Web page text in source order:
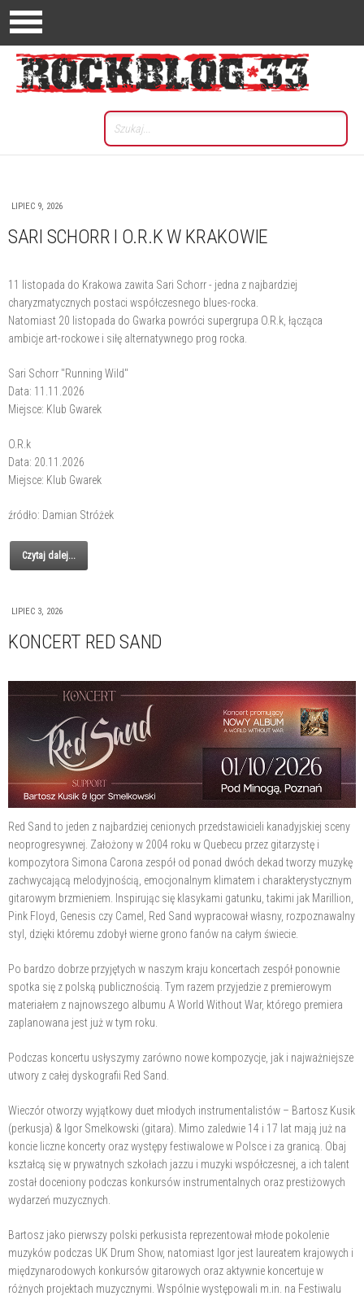
LIPIEC 9, 2026
SARI SCHORR I O.R.K W KRAKOWIE
11 listopada do Krakowa zawita Sari Schorr - jedna z najbardziej
charyzmatycznych postaci współczesnego blues-rocka.
Natomiast 20 listopada do Gwarka powróci supergrupa O.R.k, łącząca
ambicje art-rockowe i siłę alternatywnego prog rocka.
Sari Schorr "Running Wild"
Data: 11.11.2026
Miejsce: Klub Gwarek
O.R.k
Data: 20.11.2026
Miejsce: Klub Gwarek
źródło: Damian Stróżek
Czytaj dalej...
LIPIEC 3, 2026
KONCERT RED SAND
Red Sand to jeden z najbardziej cenionych przedstawicieli kanadyjskiej sceny
neoprogresywnej. Założony w 2004 roku w Quebecu przez gitarzystę i
kompozytora Simona Carona zespół od ponad dwóch dekad tworzy muzykę
zachwycającą melodyjnością, emocjonalnym klimatem i charakterystycznym
gitarowym brzmieniem. Inspirując się klasykami gatunku, takimi jak Marillion,
Pink Floyd, Genesis czy Camel, Red Sand wypracował własny, rozpoznawalny
styl, dzięki któremu zdobył wierne grono fanów na całym świecie.
Po bardzo dobrze przyjętych w naszym kraju koncertach zespół ponownie
spotka się z polską publicznością. Tym razem przyjedzie z premierowym
materiałem z najnowszego albumu A World Without War, którego premiera
zaplanowana jest już w tym roku.
Podczas koncertu usłyszymy zarówno nowe kompozycje, jak i najważniejsze
utwory z całej dyskografii Red Sand.
Wieczór otworzy wyjątkowy duet młodych instrumentalistów – Bartosz Kusik
(perkusja) & Igor Smelkowski (gitara). Mimo zaledwie 14 i 17 lat mają już na
koncie liczne koncerty oraz występy festiwalowe w Polsce i za granicą. Obaj
kształcą się w prywatnych szkołach jazzu i muzyki współczesnej, a ich talent
został doceniony podczas konkursów instrumentalnych oraz prestiżowych
wydarzeń muzycznych.
Bartosz jako pierwszy polski perkusista reprezentował młode pokolenie
muzyków podczas UK Drum Show, natomiast Igor jest laureatem krajowych i
międzynarodowych konkursów gitarowych oraz aktywnie koncertuje w
różnych projektach muzycznymi. Wspólnie występowali m.in. na Festiwalu